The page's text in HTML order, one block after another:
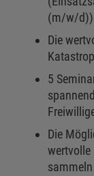
(m/w/d))
Die
5
Die
wertvolle
sammeln